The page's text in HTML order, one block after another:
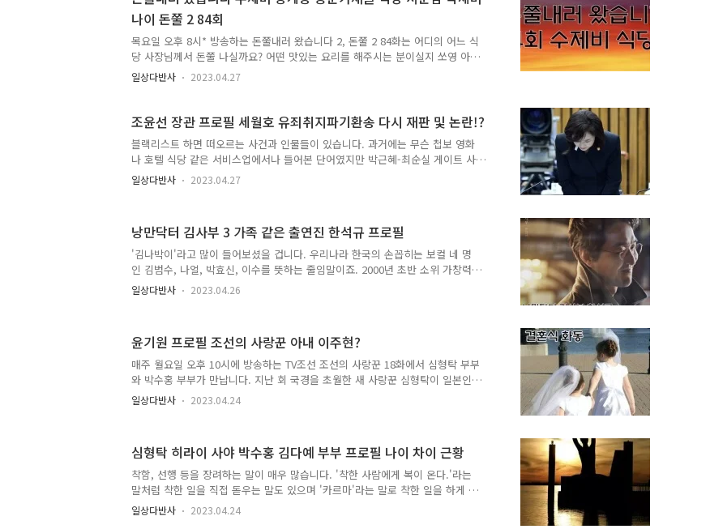
녀는 구독자에 대한 매너와 배려가 많아 개인 사정으로 방송 진행이나 영상 업로
드에 문제가 있으면 공지를 통해 미리 알려주고 있습니다. 현재는 방송 등 여러
..
나이 돈쭐 2 84회
목요일 오후 8시* 방송하는 돈쭐내러 왔습니다 2, 돈쭐 2 84화는 어디의 어느 식
당 사장님께서 돈쭐 나실까요? 어떤 맛있는 요리를 해주시는 분이실지 쏘영 아
미 만리 수향 먹요원 박세미가 찾아가 뚝배기 대결에 나섰습니다. *기존 8시 30
분에서 변경 목차 1. 돈쭐내러 왔습니다 먹요원 박세미 프로필 정보 2. 돈쭐내러
수락산 주봉 도솔봉 1. 돈쭐내러 왔습니다 먹요원 박세미 프로필 정보 돈쭐내러
왔습니다 2, 시즌 2는 현재 시즌 3라고 할 수 있습니다. 돈쭐내러 왔습니다2 당시
방송 포맷 등의 이슈로 전면적인 개편을 통해 시즌제를 없애고 총회 방송으로 바
꾸며 방송 포맷도 바꾸었습니다. 돈쭐내러 왔습니다는 최근 하남 뻘..
일상다반사 2023.04.27
조윤선 장관 프로필 세월호 유죄취지파기환송 다시 재판 및 논란!?
블랙리스트 하면 떠오르는 사건과 인물들이 있습니다. 과거에는 무슨 첩보 영화
나 호텔 식당 같은 서비스업에서나 들어본 단어였지만 박근혜-최순실 게이트 사
건에서 문화계 블랙리스트를 작성 및 지시 관여하여 관련 혐의로 징역형을 받은
전 장관 조윤선 씨로 인해 블랙리스트는 정치계에도 한국사회에 실존하는구나!
을 그대로 고증한 사건이 되었습니다. 목차 1. 세월호 사건과 특별조사위원회 특
조위 구성 및 방해까지 2. 조윤선 전 장관 프로필 3.조윤선 관련 각종 이슈 및 논
란 1. 세월호 사건과 특별조사위원회 특조위 구성 및 방해까지 2014년 4월 16일
오전, 전..
일상다반사 2023.04.27
낭만닥터 김사부 3 가족 같은 출연진 한석규 프로필
'김나박이'라고 많이 들어보셨을 겁니다. 우리나라 한국의 손꼽히는 보컬 네 명
인 김범수, 나얼, 박효신, 이수를 뜻하는 줄임말이죠. 2000년 초반 소위 가창력
의 최고를 뽑으라면 누구든 김나박이는 빼놓을 수 없이 언급되고는 했습니다. 그
런 대표 보컬이 있다면 연기자는 어떨까요? 최민식, 안성기, 설경구, 한석규, 이
과 귀를 호강시켜 주는 정말 많은 배우 분들이 계십니다. 한 분, 한 분 이름을 다
언급하기가 힘들 정도이죠. 오늘은 그중 배우 한석규 씨에 대해 알아보겠습니다.
곧 낭만닥터 김사부 3으로 우리에게 얼굴을 비출 명배우입니다. 목차 1. 낭만..
일상다반사 2023.04.26
윤기원 프로필 조선의 사랑꾼 아내 이주현?
매주 월요일 오후 10시에 방송하는 TV조선 조선의 사랑꾼 18화에서 심형탁 부부
와 박수홍 부부가 만납니다. 지난 회 국경을 초월한 새 사랑꾼 심형탁이 일본인
와이프를 만난 이야기가 화제가 되었습니다. 오늘은 선배 사랑꾼 박수홍과 커플,
부부 만남으로 더블 데이트를 하며 진솔한 이야기를 나눈다고 합니다. 2023년 4
프로필을 알아보겠습니다. 목차 1. 조선의 사랑꾼 소개 및 재방송 다시보기 2. 화
동 3. 조선의 사랑꾼 윤기원 이주현 부부 프로필 1. 조선의 사랑꾼 소개 및 재방
송 다시 보기 조선의 사랑꾼은 2022년 12월 26일 첫방송으로 혼자보..
일상다반사 2023.04.24
심형탁 히라이 사야 박수홍 김다예 부부 프로필 나이 차이 근황
착함, 선행 등을 장려하는 말이 매우 많습니다. '착한 사람에게 복이 온다.'라는
말처럼 착한 일을 직접 돋우는 말도 있으며 '카르마'라는 말로 착한 일을 하게 하
고 악행을 멀리 하게 만드는 말도 있습니다. 하지만 착한 일을 한다는 것은 쉬운
일이 아니라는 것을 많이들 느끼실 겁니다. 그래서 그런지 우리 주변에 착한 사
일상다반사 2023.04.24